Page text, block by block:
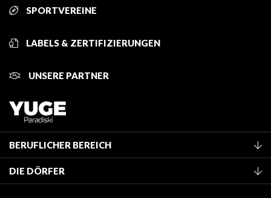
SPORTVEREINE
LABELS & ZERTIFIZIERUNGEN
UNSERE PARTNER
BERUFLICHER BEREICH
Mitglied des Fremdenverkehrsamtes werden
Klassifizierung von Möbeln
DIE DÖRFER